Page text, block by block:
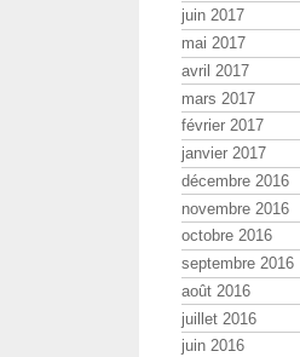
juin 2017
mai 2017
avril 2017
mars 2017
février 2017
janvier 2017
décembre 2016
novembre 2016
octobre 2016
septembre 2016
août 2016
juillet 2016
juin 2016